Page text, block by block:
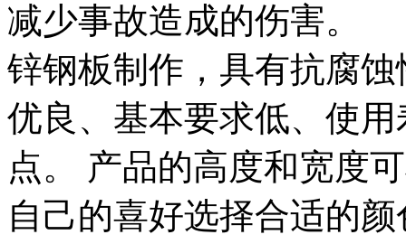
减少事故造成的伤害
锌钢板制作，具有抗腐
优良、基本要求低、使
点。 产品的高度和宽度
自己的喜好选择合适的